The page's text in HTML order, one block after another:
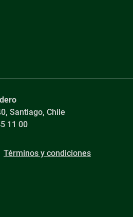
Santiago, Chile
11 00
Términos y condiciones